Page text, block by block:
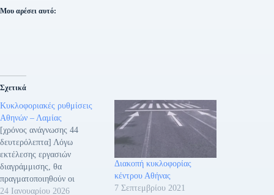
Μου αρέσει αυτό:
Σχετικά
Κυκλοφοριακές ρυθμίσεις
Αθηνών – Λαμίας
[χρόνος ανάγνωσης 44
δευτερόλεπτα] Λόγω
εκτέλεσης εργασιών
διαγράμμισης, θα
πραγματοποιηθούν οι
ακόλουθες κυκλοφοριακές
24 Ιανουαρίου 2026
Διακοπή κυκλοφορίας
κέντρου Αθήνας
7 Σεπτεμβρίου 2021